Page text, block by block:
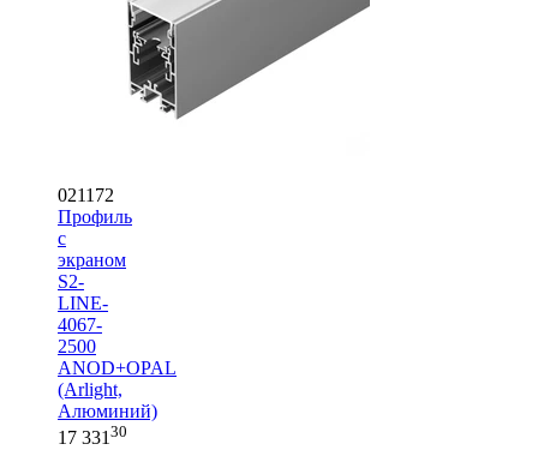
021172
Профиль
с
экраном
S2-
LINE-
4067-
2500
ANOD+OPAL
(Arlight,
Алюминий)
17 331 30